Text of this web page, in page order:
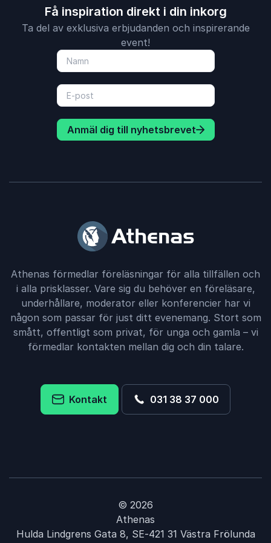
Få inspiration direkt i din inkorg
Ta del av exklusiva erbjudanden och inspirerande
event!
Anmäl dig till nyhetsbrevet
Athenas förmedlar föreläsningar för alla tillfällen och
i alla prisklasser. Vare sig du behöver en föreläsare,
underhållare, moderator eller konferencier har vi
någon som passar för just ditt evenemang. Stort som
smått, offentligt som privat, för unga och gamla – vi
förmedlar kontakten mellan dig och din talare.
Kontakt 031 38 37 000
© 2026
Athenas
Hulda Lindgrens Gata 8, SE-421 31 Västra Frölunda